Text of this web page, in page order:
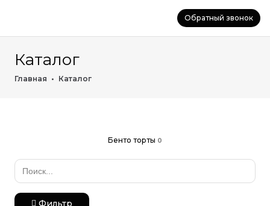
Обратный звонок
Каталог
Главная • Каталог
Бенто торты 0
Search
for:
Фильтр